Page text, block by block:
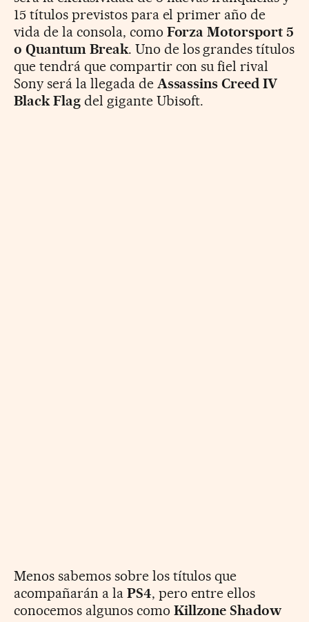
15 títulos previstos para el primer año de
vida de la consola, como Forza Motorsport 5
o Quantum Break. Uno de los grandes títulos
que tendrá que compartir con su fiel rival
Sony será la llegada de Assassins Creed IV
Black Flagdel gigante Ubisoft.
Menos sabemos sobre los títulos que
acompañarán a la PS4, pero entre ellos
conocemos algunos como Killzone Shadow